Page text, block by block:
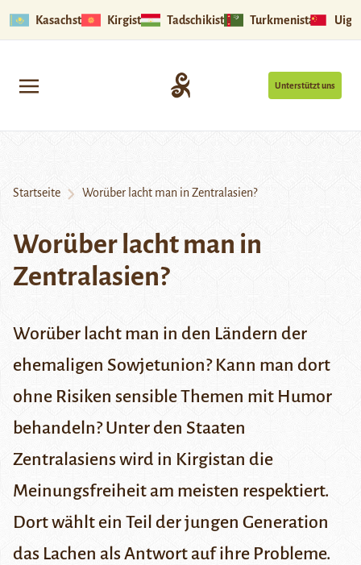
Kasachstan Kirgistan Tadschikistan Turkmenistan
Unterstützt uns
Startseite Worüber lacht man in Zentralasien?
Worüber lacht man in
Zentralasien?
Worüber lacht man in den Ländern der
ehemaligen Sowjetunion? Kann man dort
ohne Risiken sensible Themen mit Humor
behandeln? Unter den Staaten
Zentralasiens wird in Kirgistan die
Meinungsfreiheit am meisten respektiert.
Dort wählt ein Teil der jungen Generation
das Lachen als Antwort auf ihre Probleme.